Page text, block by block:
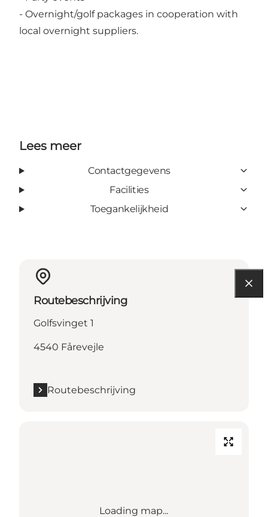
- Overnight/golf packages in cooperation with
local overnight suppliers.
Lees meer
Contactgegevens
Facilities
Toegankelijkheid
Routebeschrijving
Golfsvinget 1
4540 Fårevejle
Routebeschrijving
Loading map...